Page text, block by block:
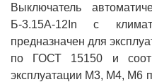
Выключатель
Б-3.15А-12In с
предназначен для
по ГОСТ 15150 и
эксплуатации М3, М4, М6